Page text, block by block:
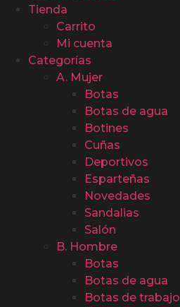
Tienda
Carrito
Mi cuenta
Categorías
A. Mujer
Botas
Botas de agua
Botines
Cuñas
Deportivos
Esparteñas
Novedades
Sandalias
Salón
B. Hombre
Botas
Botas de agua
Botas de trabajo